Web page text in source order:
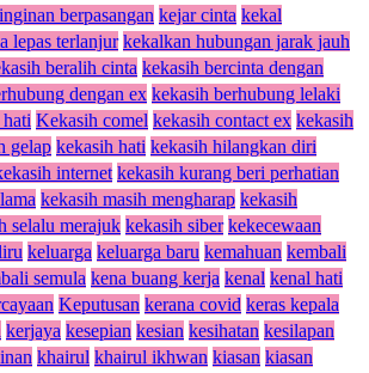
berpasangan kejar cinta kekal
lepas terlanjur kekalkan hubungan jarak jauh
beralih cinta kekasih bercinta dengan
dengan ex kekasih berhubung lelaki
Kekasih comel kekasih contact ex kekasih
gelap kekasih hati kekasih hilangkan diri
internet kekasih kurang beri perhatian
kekasih masih mengharap kekasih
selalu merajuk kekasih siber kekecewaan
keluarga keluarga baru kemahuan kembali
semula kena buang kerja kenal kenal hati
Keputusan kerana covid keras kepala
kerjaya kesepian kesian kesihatan kesilapan
khairul khairul ikhwan kiasan kiasan